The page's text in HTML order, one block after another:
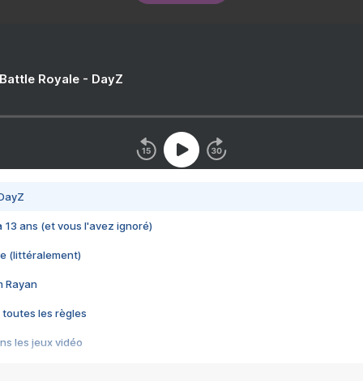
Royale - DayZ
13 ans (et vous l'avez ignoré)
(littéralement)
Rayan
toutes les règles
les jeux vidéo